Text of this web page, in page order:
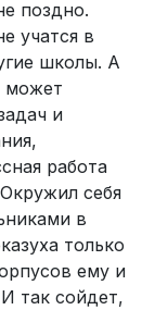
поздно.
учатся в
школы. А
может
и
работа
себя
в
только
ему и
так сойдет,